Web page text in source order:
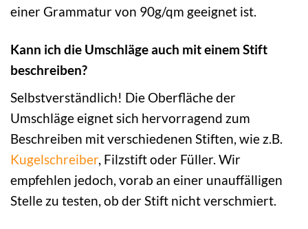
einer Grammatur von 90g/qm geeignet ist.
Kann ich die Umschläge auch mit einem Stift
beschreiben?
Selbstverständlich! Die Oberfläche der
Umschläge eignet sich hervorragend zum
Beschreiben mit verschiedenen Stiften, wie z.B.
Kugelschreiber, Filzstift oder Füller. Wir
empfehlen jedoch, vorab an einer unauffälligen
Stelle zu testen, ob der Stift nicht verschmiert.